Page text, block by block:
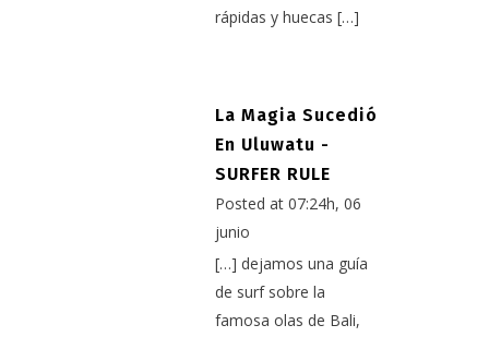
rápidas y huecas […]
La Magia Sucedió
En Uluwatu -
SURFER RULE
Posted at 07:24h, 06
junio
[…] dejamos una guía
de surf sobre la
famosa olas de Bali,